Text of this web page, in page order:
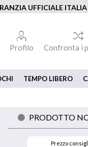
UFFICIALE ITALIA
Profilo Confronta i
TEMPO LIBERO
PRODOTTO
Prezzo